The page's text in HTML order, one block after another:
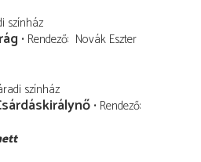
színház
Rendező Novák Eszter
színház
Rendező